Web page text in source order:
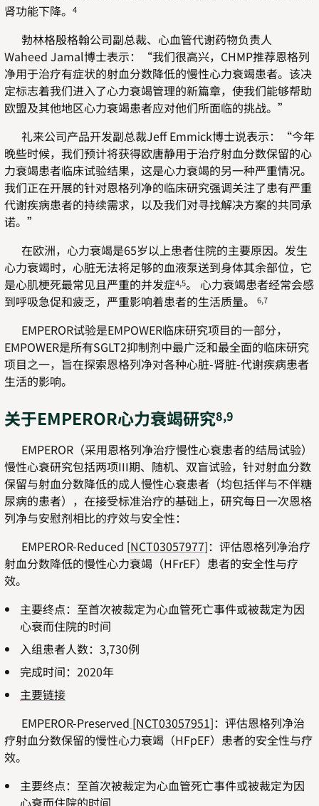
肾功能下降。
4
勃林格殷格翰公司副总裁、心血管代谢药物负责人
Waheed Jamal博士表示：“我们很高兴，CHMP推荐恩格列
净用于治疗有症状的射血分数降低的慢性心力衰竭患者。该决
定标志着我们进入了心力衰竭管理的新篇章，使我们能够帮助
欧盟及其他地区心力衰竭患者应对他们所面临的挑战。”
礼来公司产品开发副总裁Jeff Emmick博士说表示：“今年
晚些时候，我们预计将获得欧唐静用于治疗射血分数保留的心
力衰竭患者临床试验结果，这是心力衰竭的另一种严重情况。
我们正在开展的针对恩格列净的临床研究强调关注了患有严重
代谢疾病患者的持续需求，以及我们对寻找解决方案的共同承
诺。”
在欧洲，心力衰竭是65岁以上患者住院的主要原因。发生
心力衰竭时，心脏无法将足够的血液泵送到身体其余部位，它
是心肌梗死最常见且严重的并发症4,5。 心力衰竭患者经常会感
到呼吸急促和疲乏，严重影响着患者的生活质量。
6,7
EMPEROR试验是EMPOWER临床研究项目的一部分，
EMPOWER是所有SGLT2抑制剂中最广泛和最全面的临床研究
项目之一，旨在探索恩格列净对各种心脏-肾脏-代谢疾病患者
生活的影响。
关于EMPEROR心力衰竭研究8,9
EMPEROR（采用恩格列净治疗慢性心衰患者的结局试验）
慢性心衰研究包括两项III期、随机、双盲试验，针对射血分数
保留与射血分数降低的成人慢性心衰患者（均包括伴与不伴糖
尿病的患者），在接受标准治疗的基础上，研究每日一次恩格
列净与安慰剂相比的疗效与安全性：
EMPEROR-Reduced [NCT03057977]：评估恩格列净治疗
射血分数降低的慢性心力衰竭（HFrEF）患者的安全性与疗
效。
主要终点：至首次被裁定为心血管死亡事件或被裁定为因
心衰而住院的时间
入组患者人数：3,730例
完成时间：2020年
主要链接
EMPEROR-Preserved [NCT03057951]：评估恩格列净治
疗射血分数保留的慢性心力衰竭（HFpEF）患者的安全性与疗
效。
主要终点：至首次被裁定为心血管死亡事件或被裁定为因
心衰而住院的时间